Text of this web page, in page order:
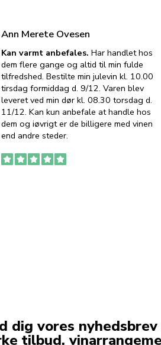
Ann Merete Ovesen
Kan varmt anbefales. Har handlet hos
dem flere gange og altid til min fulde
tilfredshed. Bestilte min julevin kl. 10.00
tirsdag formiddag d. 9/12. Varen blev
leveret ved min dør kl. 08.30 torsdag d.
11/12. Kan kun anbefale at handle hos
dem og iøvrigt er de billigere med vinen
end andre steder.
dig vores
tilbud,